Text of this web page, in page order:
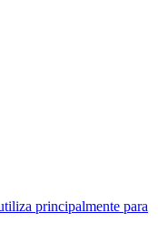
principalmente para